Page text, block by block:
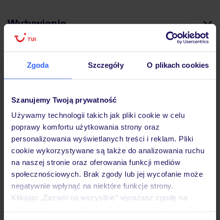
Zgoda Szczegóły O plikach cookies
Szanujemy Twoją prywatność
Używamy technologii takich jak pliki cookie w celu
poprawy komfortu użytkowania strony oraz
personalizowania wyświetlanych treści i reklam. Pliki
cookie wykorzystywane są także do analizowania ruchu
na naszej stronie oraz oferowania funkcji mediów
społecznościowych. Brak zgody lub jej wycofanie może
negatywnie wpłynąć na niektóre funkcje strony.
Klikając „Zezwól na wszystkie” wyrażasz zgodę na
Wyżywienie
Atrakcje
Ważne informacje
Często zadawane pytania
Jak zmienić uczestników/osobę zgłaszającą?
Czy w Hotelu będzie przedstawiciel TUI?
Na jakiej podstawie i gdzie otrzymam karty
pokładowe/bilety lotnicze?